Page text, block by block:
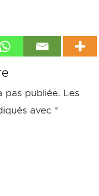
pas publiée. Les
avec *